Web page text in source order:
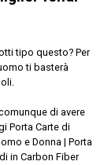
tipo questo? Per
ti basterà
di avere
Porta Carte di
e Donna | Porta
in Carbon Fiber